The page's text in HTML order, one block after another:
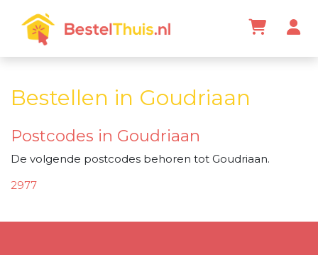
Bestellen in Goudriaan
Postcodes in Goudriaan
De volgende postcodes behoren tot Goudriaan.
2977